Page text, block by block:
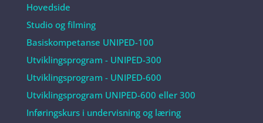
Hovedside
Studio og filming
Basiskompetanse UNIPED-100
Utviklingsprogram - UNIPED-300
Utviklingsprogram - UNIPED-600
Utviklingsprogram UNIPED-600 eller 300
Inføringskurs i undervisning og læring